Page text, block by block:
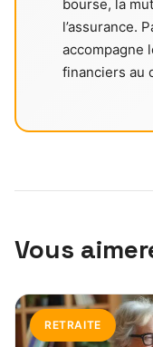
bourse, la
l’assurance.
accompagne
financiers au
Vous
RETRAITE